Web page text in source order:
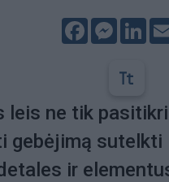
Facebook
leis ne tik
gebėjimą sutelkti
ir